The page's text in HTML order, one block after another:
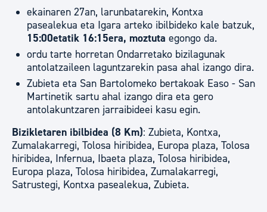
ekainaren 27an, larunbatarekin, Kontxa
pasealekua eta Igara arteko ibilbideko kale batzuk,
15:00etatik 16:15era, moztuta egongo da.
ordu tarte horretan Ondarretako bizilagunak
antolatzaileen laguntzarekin pasa ahal izango dira.
Zubieta eta San Bartolomeko bertakoak Easo - San
Martinetik sartu ahal izango dira eta gero
antolakuntzaren jarraibideei kasu egin.
Bizikletaren ibilbidea (8 Km): Zubieta, Kontxa,
Zumalakarregi, Tolosa hiribidea, Europa plaza, Tolosa
hiribidea, Infernua, Ibaeta plaza, Tolosa hiribidea,
Europa plaza, Tolosa hiribidea, Zumalakarregi,
Satrustegi, Kontxa pasealekua, Zubieta.